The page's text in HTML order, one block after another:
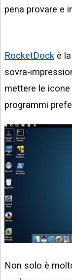
pena provare e
RocketDock è
sovra-
mettere le
programmi
Non solo è